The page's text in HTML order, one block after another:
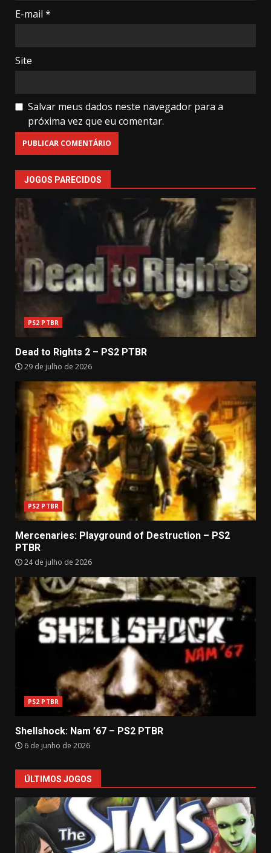
E-mail *
Site
Salvar meus dados neste navegador para a
próxima vez que eu comentar.
JOGOS PARECIDOS
PS2 PTBR
Dead to Rights 2 – PS2 PTBR
29 de julho de 2026
PS2 PTBR
Mercenaries: Playground of Destruction – PS2
PTBR
24 de julho de 2026
PS2 PTBR
Shellshock: Nam ’67 – PS2 PTBR
6 de junho de 2026
ÚLTIMOS JOGOS